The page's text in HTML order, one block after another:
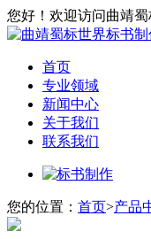
您好！欢迎访问曲靖
首页
专业领域
新闻中心
关于我们
联系我们
您的位置： 首页>产品